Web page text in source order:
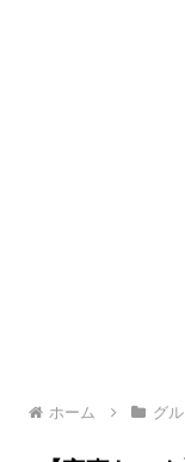
ホーム グ